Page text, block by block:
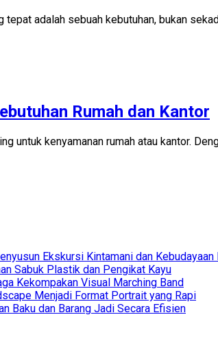
adalah sebuah kebutuhan, bukan
Rumah dan Kantor
untuk kenyamanan rumah atau kantor.
Ekskursi Kintamani dan Kebudayaan
Sabuk Plastik dan Pengikat Kayu
Kekompakan Visual Marching Band
Menjadi Format Portrait yang Rapi
Baku dan Barang Jadi Secara Efisien